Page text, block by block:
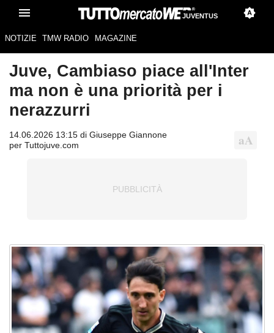
JUVENTUS
NOTIZIE TMW RADIO MAGAZINE
Juve, Cambiaso piace all'Inter
ma non è una priorità per i
nerazzurri
14.06.2026 13:15 di Giuseppe Giannone
per Tuttojuve.com